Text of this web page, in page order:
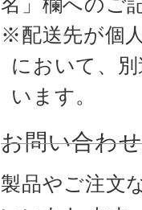
※配送先が個
において、
います。
お問い合わせ
製品やご注文